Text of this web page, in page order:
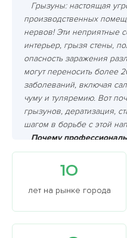
Грызуны: настоящая
производственных
нервов! Эти неприятные
интерьер, грызя стены,
опасность заражения
могут переносить более
заболеваний, включая
чуму и туляремию. Вот
грызунов, дератизация,
шагом в борьбе с этой
Почему
Грызуны хитрее, чем вам
избавиться от них
Грызуны умны и хитры,
избегают ее. Яды?
10
лет на рынке города